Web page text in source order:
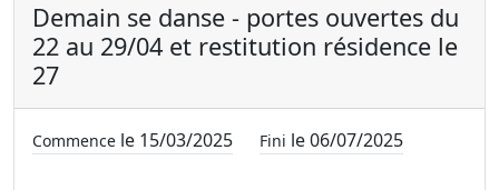
Demain se danse - portes ouvertes du
22 au 29/04 et restitution résidence le
27
Commence le 15/03/2025 Fini le 06/07/2025